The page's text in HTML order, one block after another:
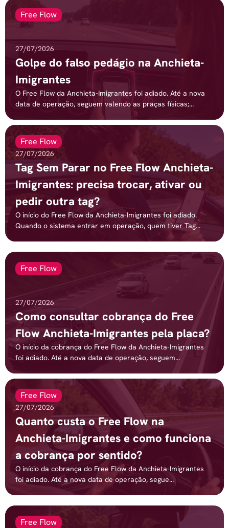
Free Flow
27/07/2026
Golpe do falso pedágio na Anchieta-
Imigrantes
O Free Flow da Anchieta-Imigrantes foi adiado. Até a nova
data de operação, seguem valendo as praças físicas;...
Free Flow
27/07/2026
Tag Sem Parar no Free Flow Anchieta-
Imigrantes: precisa trocar, ativar ou
pedir outra tag?
O início do Free Flow da Anchieta-Imigrantes foi adiado.
Quando o sistema entrar em operação, quem tiver Tag...
Free Flow
27/07/2026
Como consultar cobrança do Free
Flow Anchieta-Imigrantes pela placa?
O início da cobrança do Free Flow da Anchieta-Imigrantes
foi adiado. Até a nova data de operação, seguem...
Free Flow
27/07/2026
Quanto custa o Free Flow na
Anchieta-Imigrantes e como funciona
a cobrança por sentido?
O início da cobrança do Free Flow da Anchieta-Imigrantes
foi adiado. Até a nova data de operação, segue...
Free Flow